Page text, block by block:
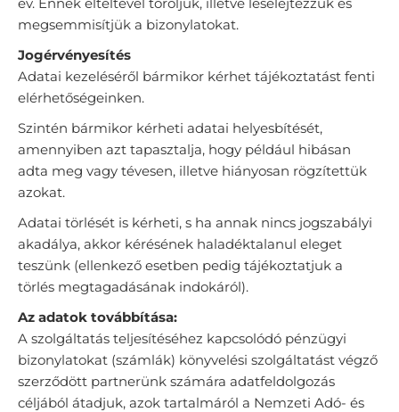
megsemmisítjük a bizonylatokat.
Jogérvényesítés
Adatai kezeléséről bármikor kérhet tájékoztatást fenti
elérhetőségeinken.
Szintén bármikor kérheti adatai helyesbítését,
amennyiben azt tapasztalja, hogy például hibásan
adta meg vagy tévesen, illetve hiányosan rögzítettük
azokat.
Adatai törlését is kérheti, s ha annak nincs jogszabályi
akadálya, akkor kérésének haladéktalanul eleget
teszünk (ellenkező esetben pedig tájékoztatjuk a
törlés megtagadásának indokáról).
Az adatok továbbítása:
A szolgáltatás teljesítéséhez kapcsolódó pénzügyi
bizonylatokat (számlák) könyvelési szolgáltatást végző
szerződött partnerünk számára adatfeldolgozás
céljából átadjuk, azok tartalmáról a Nemzeti Adó- és